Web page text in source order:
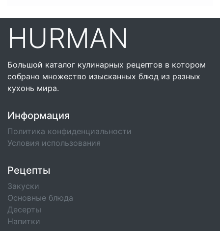
HURMAN
Большой каталог кулинарных рецептов в котором
собрано множество изысканных блюд из разных
кухонь мира.
Информация
Политика конфиденциальности
Условия использования
Рецепты
Закуски
Основные блюда
Десерты
Напитки